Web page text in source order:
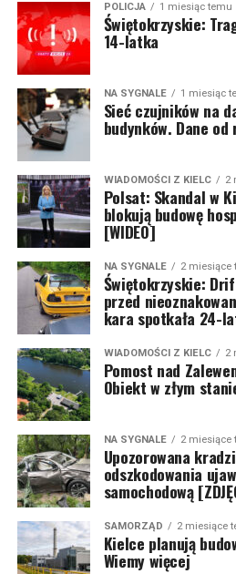
POLICJA 1 miesiąc temu
Świętokrzyskie:
14-latka
NA SYGNALE 1 miesiąc
Sieć czujników na
budynków. Dane
WIADOMOŚCI Z KIELC 2
Polsat: Skandal w
blokują budowę
[WIDEO]
NA SYGNALE 2 miesiące
Świętokrzyskie:
przed
kara spotkała 24-
WIADOMOŚCI Z KIELC 2
Pomost nad
Obiekt w złym
NA SYGNALE 2 miesiące
Upozorowana
odszkodowania
samochodową
SAMORZĄD 2 miesiące
Kielce planują
Wiemy więcej